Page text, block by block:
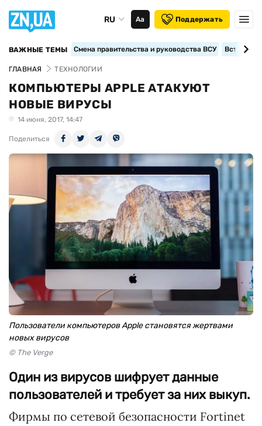
RU Аа Поддержать
ВАЖНЫЕ ТЕМЫ Смена правительства и руководства ВСУ
ГЛАВНАЯ ТЕХНОЛОГИИ
КОМПЬЮТЕРЫ APPLE АТАКУЮТ
НОВЫЕ ВИРУСЫ
14 июня, 2017, 14:47
Поделиться
Пользователи компьютеров Apple становятся жертвами
новых вирусов
© The Verge
Один из вирусов шифрует данные
пользователей и требует за них выкуп.
Фирмы по сетевой безопасности Fortinet